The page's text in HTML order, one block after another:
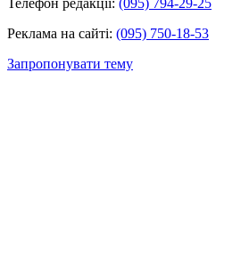
Реклама на сайті: (095) 750-18-53
Запропонувати тему